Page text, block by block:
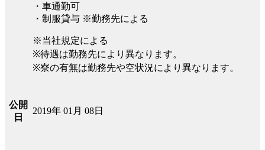
・車通勤可
・制服貸与 ※勤務先による
※当社規定による
※待遇は勤務先により異なります。
※寮の有無は勤務先や空状況により異なります。
公開
日
2019年 01月 08日